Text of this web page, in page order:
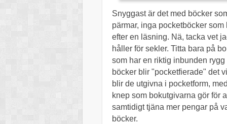
Snyggast är det med böcker
pärmar, inga pocketböcker
efter en läsning. Nä, tacka vet
håller för sekler. Titta bara på
som har en riktig inbunden
böcker blir "pocketfierade" det
blir de utgivna i pocketform,
knep som bokutgivarna gör för
samtidigt tjäna mer pengar på
böcker.